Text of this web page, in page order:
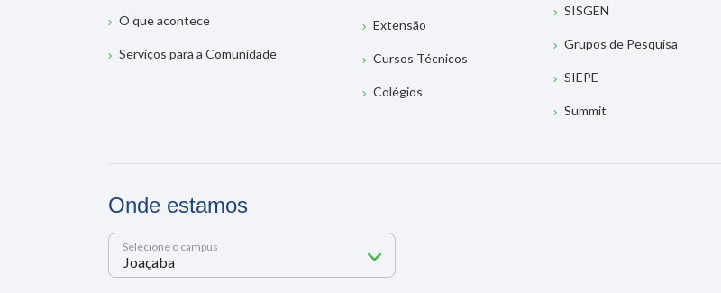
O que acontece
Serviços para a Comunidade
Extensão
Cursos Técnicos
Colégios
SISGEN
Grupos de Pesquisa
SIEPE
Summit
Onde estamos
Selecione o campus